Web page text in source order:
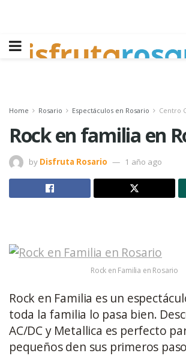
Home Rosario Espectáculos en Rosario Centro
Rock en familia en
by Disfruta Rosario 1 año ago
Rock en Familia en Rosario
Rock en Familia es un
toda la familia lo pasa bien.
AC/DC y Metallica es perfecto
pequeños den sus primeros